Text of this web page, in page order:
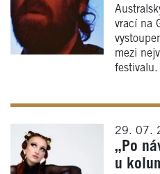
vrací na
mezi
festivalu.
29. 07.
„Po
u